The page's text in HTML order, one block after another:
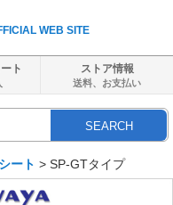
WEB SITE
ト ストア情報
送料、 お支払い
SEARCH
シート > SP-GTタイプ